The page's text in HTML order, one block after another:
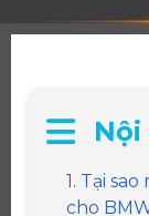
1. Tại
cho